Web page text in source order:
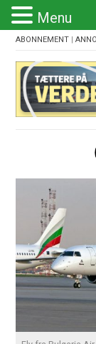
ABONNEMENT |
Menu